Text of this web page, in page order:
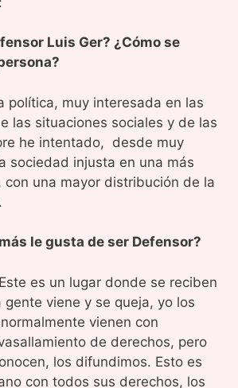
Luis Ger? ¿Cómo se
política, muy interesada en las
las situaciones sociales y de las
he intentado, desde muy
sociedad injusta en una más
con una mayor distribución de la
le gusta de ser Defensor?
es un lugar donde se reciben
gente viene y se queja, yo los
vienen con
de derechos, pero
los difundimos. Esto es
con todos sus derechos, los